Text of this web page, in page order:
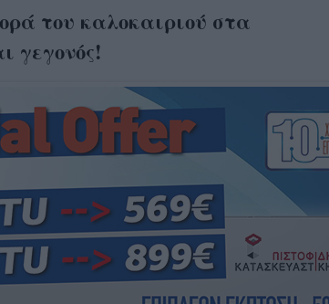
του καλοκαιριού στα
γεγονός!